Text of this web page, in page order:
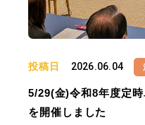
投稿日 2026.06.04
5/29(金)令和8年度定
を開催しました